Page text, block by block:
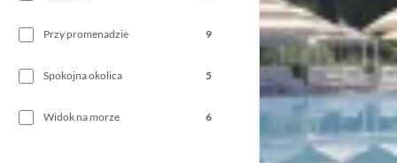
Przy promenadzie 9
Spokojna okolica 5
Widok na morze 6